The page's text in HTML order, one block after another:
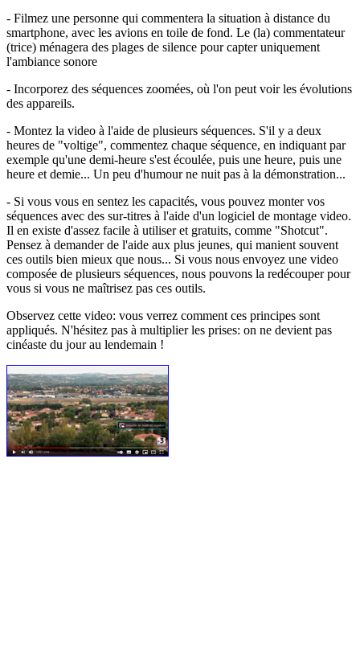
- Filmez une personne qui commentera la situation à distance du
smartphone, avec les avions en toile de fond. Le (la) commentateur
(trice) ménagera des plages de silence pour capter uniquement
l'ambiance sonore
- Incorporez des séquences zoomées, où l'on peut voir les évolutions
des appareils.
- Montez la video à l'aide de plusieurs séquences. S'il y a deux
heures de "voltige", commentez chaque séquence, en indiquant par
exemple qu'une demi-heure s'est écoulée, puis une heure, puis une
heure et demie... Un peu d'humour ne nuit pas à la démonstration...
- Si vous vous en sentez les capacités, vous pouvez monter vos
séquences avec des sur-titres à l'aide d'un logiciel de montage video.
Il en existe d'assez facile à utiliser et gratuits, comme "Shotcut".
Pensez à demander de l'aide aux plus jeunes, qui manient souvent
ces outils bien mieux que nous... Si vous nous envoyez une video
composée de plusieurs séquences, nous pouvons la redécouper pour
vous si vous ne maîtrisez pas ces outils.
Observez cette video: vous verrez comment ces principes sont
appliqués. N'hésitez pas à multiplier les prises: on ne devient pas
cinéaste du jour au lendemain !